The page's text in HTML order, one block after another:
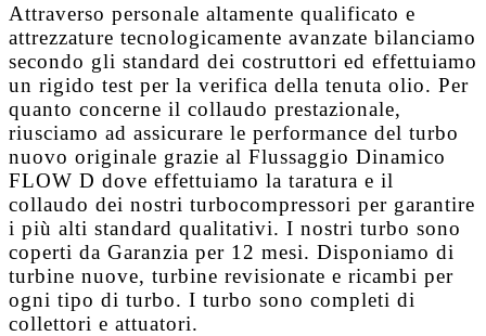
Attraverso personale altamente qualificato e
attrezzature tecnologicamente avanzate bilanciamo
secondo gli standard dei costruttori ed effettuiamo
un rigido test per la verifica della tenuta olio. Per
quanto concerne il collaudo prestazionale,
riusciamo ad assicurare le performance del turbo
nuovo originale grazie al Flussaggio Dinamico
FLOW D dove effettuiamo la taratura e il
collaudo dei nostri turbocompressori per garantire
i più alti standard qualitativi. I nostri turbo sono
coperti da Garanzia per 12 mesi. Disponiamo di
turbine nuove, turbine revisionate e ricambi per
ogni tipo di turbo. I turbo sono completi di
collettori e attuatori.